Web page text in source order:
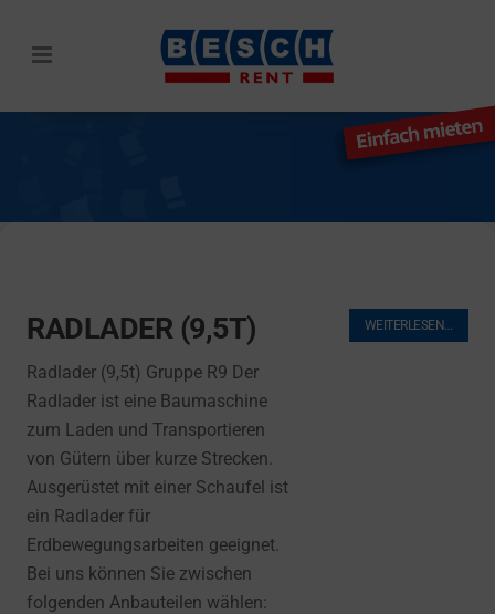
SUCHE
RADLADER (9,5T)
Radlader (9,5t) Gruppe R9 Der
Radlader ist eine Baumaschine
zum Laden und Transportieren
von Gütern über kurze Strecken.
Ausgerüstet mit einer Schaufel ist
ein Radlader für
Erdbewegungsarbeiten geeignet.
Bei uns können Sie zwischen
folgenden Anbauteilen wählen:
WEITERLESEN…